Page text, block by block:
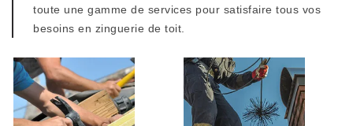
toute une gamme de services pour satisfaire tous vos
besoins en zinguerie de toit.